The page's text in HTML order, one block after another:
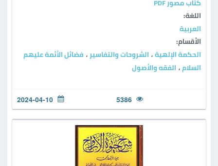
كتاب مصور PDF
اللغة:
العربية
الأقسام:
الحكمة الإلهية ، الشروحات والتفاسير ، فضائل الأئمة عليهم
السلام ، الفقه والأصول
5386
2024-04-10